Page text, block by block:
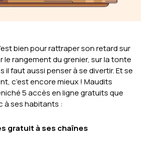
bien pour rattraper son retard sur
le rangement du grenier, sur la tonte
il faut aussi penser à se divertir. Et se
c’est encore mieux ! Maudits
5 accès en ligne gratuits que
à ses habitants :
gratuit à ses chaînes